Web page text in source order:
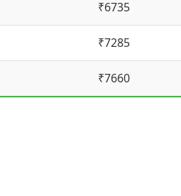
₹6735
₹7285
₹7660